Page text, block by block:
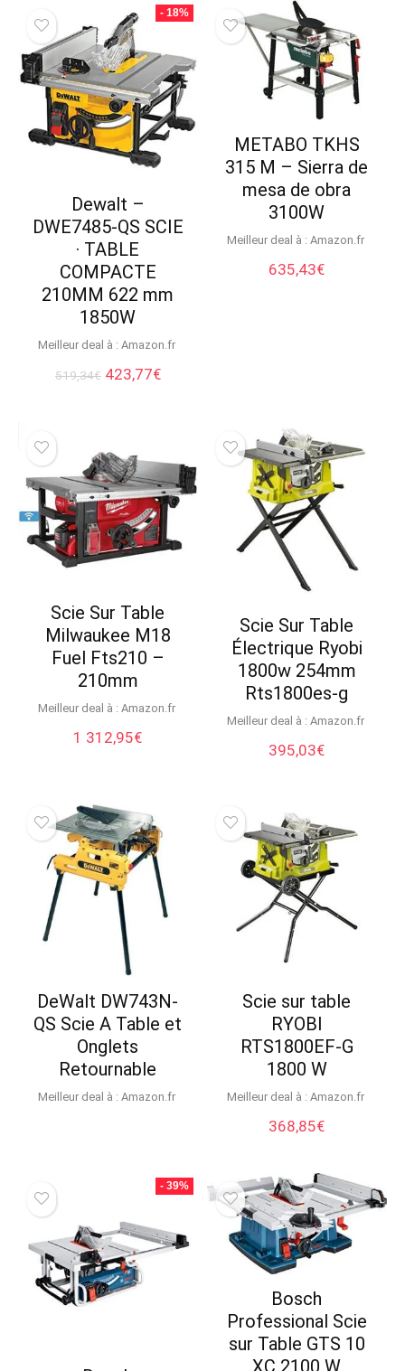
- 18%
Dewalt –
DWE7485-QS SCIE
· TABLE
COMPACTE
210MM 622 mm
1850W
Meilleur deal à : Amazon.fr
519,34€ Le
423,77€Le
METABO TKHS
315 M – Sierra de
mesa de obra
3100W
Meilleur deal à : Amazon.fr
635,43€
Scie Sur Table
Milwaukee M18
Fuel Fts210 –
210mm
Meilleur deal à : Amazon.fr
1 312,95€
Scie Sur Table
Électrique Ryobi
1800w 254mm
Rts1800es-g
Meilleur deal à : Amazon.fr
395,03€
DeWalt DW743N-
QS Scie A Table et
Onglets
Retournable
Meilleur deal à : Amazon.fr
Scie sur table
RYOBI
RTS1800EF-G
1800 W
Meilleur deal à : Amazon.fr
368,85€
- 39%
Bosch
Professional Scie
sur Table GTS 10
XC 2100 W